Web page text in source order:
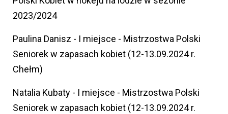
2023/2024
Paulina Danisz - I miejsce - Mistrzostwa Polski
Seniorek w zapasach kobiet (12-13.09.2024 r.
Chełm)
Natalia Kubaty - I miejsce - Mistrzostwa Polski
Seniorek w zapasach kobiet (12-13.09.2024 r.